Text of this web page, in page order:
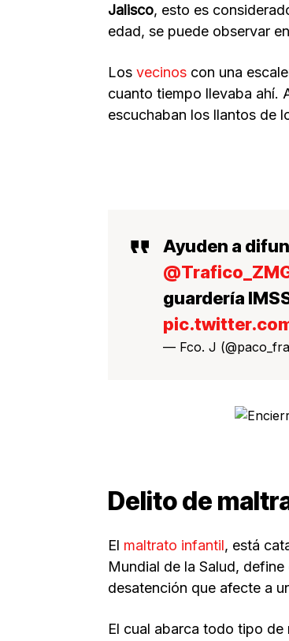
Jalisco, esto es
edad, se puede observar
Los vecinos con una
cuanto tiempo llevaba ahí.
escuchaban los llantos de
Ayuden a
guardería
— Fco. J
Delito de
El maltrato infantil, está
Mundial de la Salud,
desatención que afecte a
El cual abarca todo tipo